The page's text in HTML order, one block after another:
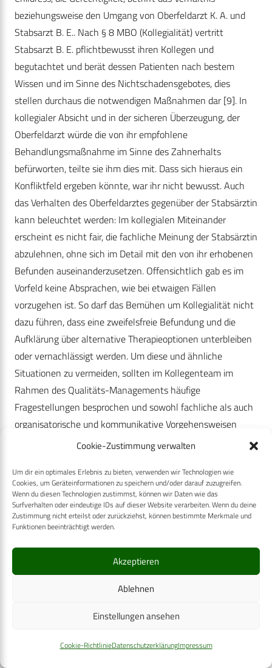
Cookie-Zustimmung verwalten
Um dir ein optimales Erlebnis zu bieten, verwenden wir Technologien wie
Cookies, um Geräteinformationen zu speichern und/oder darauf zuzugreifen.
Wenn du diesen Technologien zustimmst, können wir Daten wie das
Surfverhalten oder eindeutige IDs auf dieser Website verarbeiten. Wenn du deine
Zustimmung nicht erteilst oder zurückziehst, können bestimmte Merkmale und
Funktionen beeinträchtigt werden.
Akzeptieren
Ablehnen
Einstellungen ansehen
Cookie-RichtlinieDatenschutzerklärungImpressum
beziehungsweise den Umgang von Oberfeldarzt K. A. und
Stabsarzt B. E.. Nach § 8 MBO (Kollegialität) vertritt
Stabsarzt B. E. pflichtbewusst ihren Kollegen und
begutachtet und berät dessen Patienten nach bestem
Wissen und im Sinne des Nichtschadensgebotes, dies
stellen durchaus die notwendigen Maßnahmen dar [9]. In
kollegialer Absicht und in der sicheren Überzeugung, der
Oberfeldarzt würde die von ihr empfohlene
Behandlungsmaßnahme im Sinne des Zahnerhalts
befürworten, teilte sie ihm dies mit. Dass sich hieraus ein
Konfliktfeld ergeben könnte, war ihr nicht bewusst. Auch
das Verhalten des Oberfeldarztes gegenüber der Stabsärztin
kann beleuchtet werden: Im kollegialen Miteinander
erscheint es nicht fair, die fachliche Meinung der Stabsärztin
abzulehnen, ohne sich im Detail mit den von ihr erhobenen
Befunden auseinanderzusetzen. Offensichtlich gab es im
Vorfeld keine Absprachen, wie bei etwaigen Fällen
vorzugehen ist. So darf das Bemühen um Kollegialität nicht
dazu führen, dass eine zweifelsfreie Befundung und die
Aufklärung über alternative Therapieoptionen unterbleiben
oder vernachlässigt werden. Um diese und ähnliche
Situationen zu vermeiden, sollten im Kollegenteam im
Rahmen des Qualitäts-Managements häufige
Fragestellungen besprochen und sowohl fachliche als auch
organisatorische und kommunikative Vorgehensweisen
beziehungsweise Handlungsoptionen festgehalten werden.
auch die Feststellung der
Auslandsdienstverwendungsfähigkeit und die Übernahme
der Behandlung bei Abwesenheiten eigentlicher Behandler.
Für die Lösung des ethischen Dilemmas, in dem sich
Stabsarzt B. E. befindet, muss eine Güterabwägung
vorgenommen werden: Da es der selbstbestimmte Wille des
informierten Patienten ist, den Zahn zu erhalten, tritt hier
(fachlich unterschiedlich beurteilten) Wohl des Patienten in